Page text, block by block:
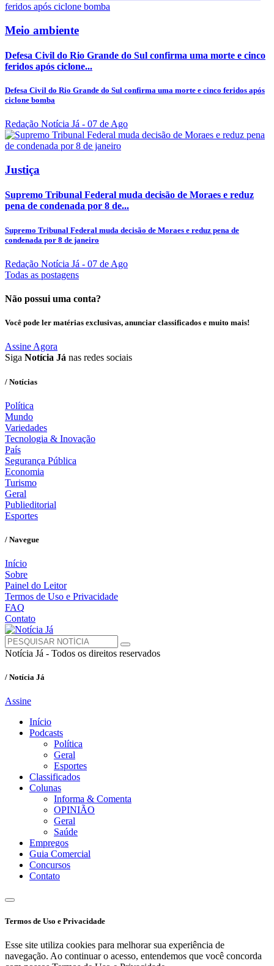
Meio ambiente
Defesa Civil do Rio Grande do Sul confirma uma morte e cinco
feridos após ciclone...
Defesa Civil do Rio Grande do Sul confirma uma morte e cinco feridos após
ciclone bomba
Redação Notícia Já - 07 de Ago
Justiça
Supremo Tribunal Federal muda decisão de Moraes e reduz
pena de condenada por 8 de...
Supremo Tribunal Federal muda decisão de Moraes e reduz pena de
condenada por 8 de janeiro
Redação Notícia Já - 07 de Ago
Todas as postagens
Não possui uma conta?
Você pode ler matérias exclusivas, anunciar classificados e muito mais!
Assine Agora
Siga Notícia Já nas redes sociais
/ Notícias
Política
Mundo
Variedades
Tecnologia & Inovação
País
Segurança Pública
Economia
Turismo
Geral
Publieditorial
Esportes
/ Navegue
Início
Sobre
Painel do Leitor
Termos de Uso e Privacidade
FAQ
Contato
Notícia Já - Todos os direitos reservados
/ Notícia Já
Assine
Início
Podcasts
Política
Geral
Esportes
Classificados
Colunas
Informa & Comenta
OPINIÃO
Geral
Saúde
Empregos
Guia Comercial
Concursos
Contato
Termos de Uso e Privacidade
Esse site utiliza cookies para melhorar sua experiência de
navegação. Ao continuar o acesso, entendemos que você concorda